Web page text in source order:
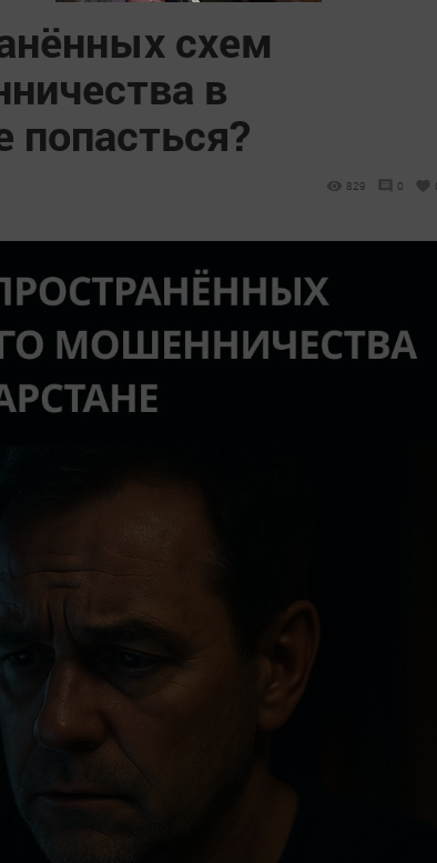
схем
в
попасться?
829 0